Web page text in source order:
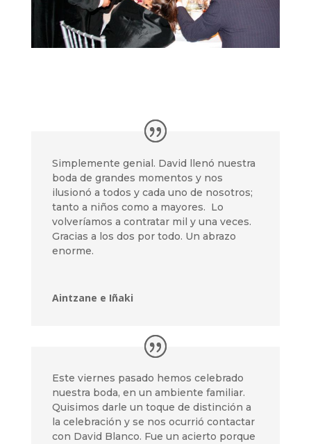
Simplemente genial. David llenó nuestra
boda de grandes momentos y nos
ilusionó a todos y cada uno de nosotros;
tanto a niños como a mayores. Lo
volveríamos a contratar mil y una veces.
Gracias a los dos por todo. Un abrazo
enorme.
Aintzane e Iñaki
Este viernes pasado hemos celebrado
nuestra boda, en un ambiente familiar.
Quisimos darle un toque de distinción a
la celebración y se nos ocurrió contactar
con David Blanco. Fue un acierto porque